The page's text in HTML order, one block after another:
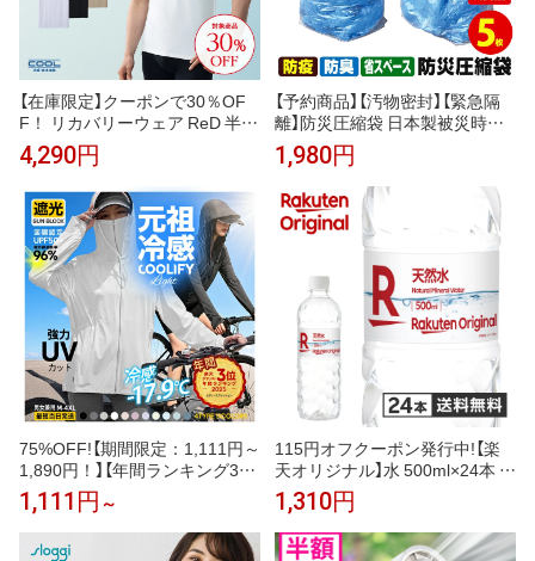
【在庫限定】クーポンで30％OF
F！ リカバリーウェア ReD 半袖
Vネック インナー(COOL) 通年
タイプ メンズ 男性 夏 夏用 血行
促進 疲労回復 誕生日 下着 薄手
プレゼント ギフト 一般医療機器
大きいサイズ レッド公式
4,290円
【予約商品】【汚物密封】【緊急隔
離】防災圧縮袋 日本製被災時、
緊急時の汚物・廃棄物・生ゴミ
を圧縮！廃棄までの10日間に耐
える！防災圧縮袋 5枚入【安心の
日本製】
1,980円
75%OFF!【期間限定：1,111円～
1,890円！】【年間ランキング3
位】 UVパーカー UV UPF50+ UV
カット ラッシュガード レディー
ス 自転車 長袖 薄手 日焼け止め
スポーツ ジム ヨガ マスク 元祖
1,111円 ～
115円オフクーポン発行中!【楽
天オリジナル】水 500ml×24本 天
然水 ミネラルウォーター 飲料水
まとめ買い 安い 業務用 家庭用
大容量 オフィス コスパ最強 熱
中症対策 500ml 24本
1,310円